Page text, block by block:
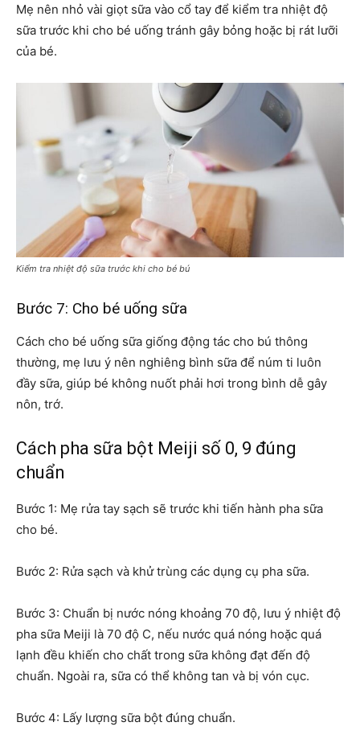
Mẹ nên nhỏ vài giọt sữa vào cổ tay để kiểm tra nhiệt độ
sữa trước khi cho bé uống tránh gây bỏng hoặc bị rát lưỡi
của bé.
Kiểm tra nhiệt độ sữa trước khi cho bé bú
Bước 7: Cho bé uống sữa
Cách cho bé uống sữa giống động tác cho bú thông
thường, mẹ lưu ý nên nghiêng bình sữa để núm ti luôn
đầy sữa, giúp bé không nuốt phải hơi trong bình dễ gây
nôn, trớ.
Cách pha sữa bột Meiji số 0, 9 đúng
chuẩn
Bước 1: Mẹ rửa tay sạch sẽ trước khi tiến hành pha sữa
cho bé.
Bước 2: Rửa sạch và khử trùng các dụng cụ pha sữa.
Bước 3: Chuẩn bị nước nóng khoảng 70 độ, lưu ý nhiệt độ
pha sữa Meiji là 70 độ C, nếu nước quá nóng hoặc quá
lạnh đều khiến cho chất trong sữa không đạt đến độ
chuẩn. Ngoài ra, sữa có thể không tan và bị vón cục.
Bước 4: Lấy lượng sữa bột đúng chuẩn.